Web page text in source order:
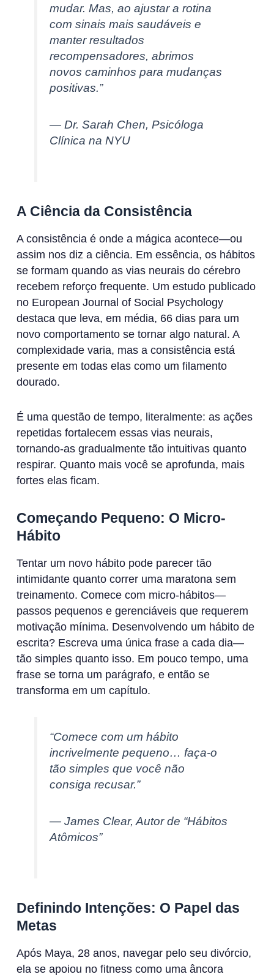
mudar. Mas, ao ajustar a rotina
com sinais mais saudáveis e
manter resultados
recompensadores, abrimos
novos caminhos para mudanças
positivas.”
— Dr. Sarah Chen, Psicóloga
Clínica na NYU
A Ciência da Consistência
A consistência é onde a mágica acontece—ou
assim nos diz a ciência. Em essência, os hábitos
se formam quando as vias neurais do cérebro
recebem reforço frequente. Um estudo publicado
no European Journal of Social Psychology
destaca que leva, em média, 66 dias para um
novo comportamento se tornar algo natural. A
complexidade varia, mas a consistência está
presente em todas elas como um filamento
dourado.
É uma questão de tempo, literalmente: as ações
repetidas fortalecem essas vias neurais,
tornando-as gradualmente tão intuitivas quanto
respirar. Quanto mais você se aprofunda, mais
fortes elas ficam.
Começando Pequeno: O Micro-
Hábito
Tentar um novo hábito pode parecer tão
intimidante quanto correr uma maratona sem
treinamento. Comece com micro-hábitos—
passos pequenos e gerenciáveis que requerem
motivação mínima. Desenvolvendo um hábito de
escrita? Escreva uma única frase a cada dia—
tão simples quanto isso. Em pouco tempo, uma
frase se torna um parágrafo, e então se
transforma em um capítulo.
“Comece com um hábito
incrivelmente pequeno… faça-o
tão simples que você não
consiga recusar.”
— James Clear, Autor de “Hábitos
Atômicos”
Definindo Intenções: O Papel das
Metas
Após Maya, 28 anos, navegar pelo seu divórcio,
ela se apoiou no fitness como uma âncora